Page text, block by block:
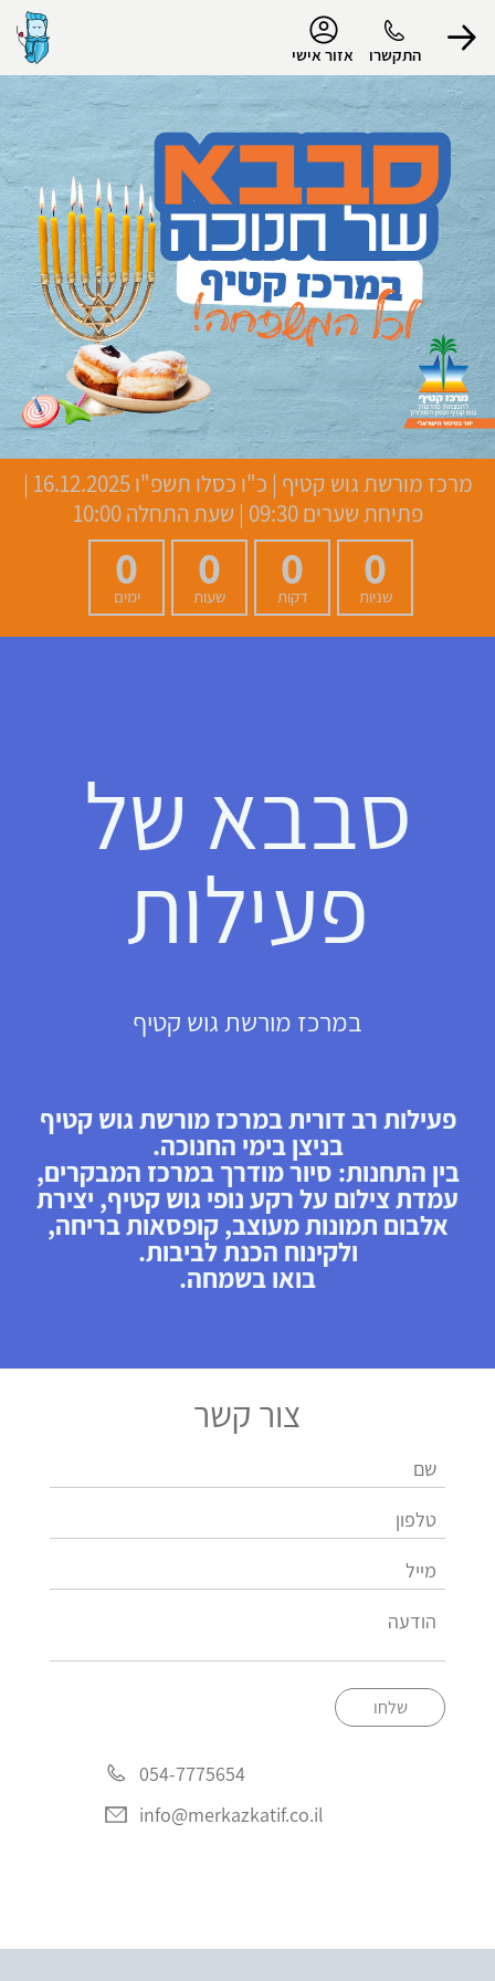
התקשרו אזור אישי
הפרופיל שלי
התנתק
מרכז מורשת גוש קטיף | כ"ו כסלו תשפ"ו
16.12.2025 |
פתיחת שערים 09:30 | שעת התחלה 10:00
0
שניות
0
דקות
0
שעות
0
ימים
סבבא של
פעילות
במרכז מורשת גוש קטיף
פעילות רב דורית במרכז מורשת גוש קטיף
בניצן בימי החנוכה.
בין התחנות: סיור מודרך במרכז המבקרים,
עמדת צילום על רקע נופי גוש קטיף, יצירת
אלבום תמונות מעוצב, קופסאות בריחה,
ולקינוח הכנת לביבות.
בואו בשמחה.
צור קשר
שלחו
054-7775654
info@merkazkatif.co.il